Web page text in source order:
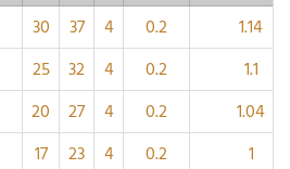
30 37 4 0.2
1.14
25 32 4 0.2
1.1
20 27 4 0.2
1.04
17 23 4 0.2
1